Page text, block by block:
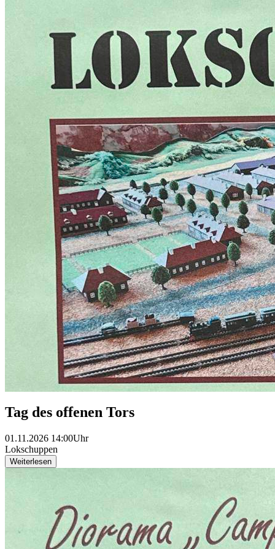
Tag des offenen Tors
01.11.2026 14:00Uhr
Lokschuppen
Weiterlesen